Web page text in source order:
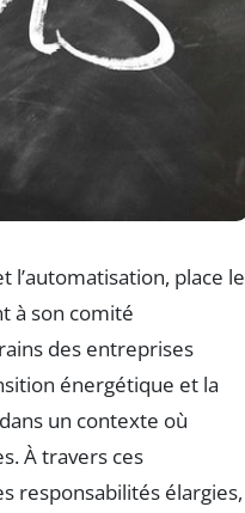
l’automatisation, place le
à son comité
des entreprises
énergétique et la
un contexte où
À travers ces
responsabilités élargies,